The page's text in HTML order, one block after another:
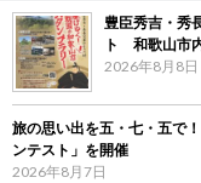
豊臣秀吉・秀
ト 和歌山市
2026年8月8日
旅の思い出を五・七・五で
ンテスト」を開催
2026年8月7日